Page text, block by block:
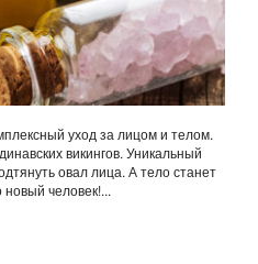
уход за лицом и телом.
викингов. Уникальный
овал лица. А тело станет
человек!...